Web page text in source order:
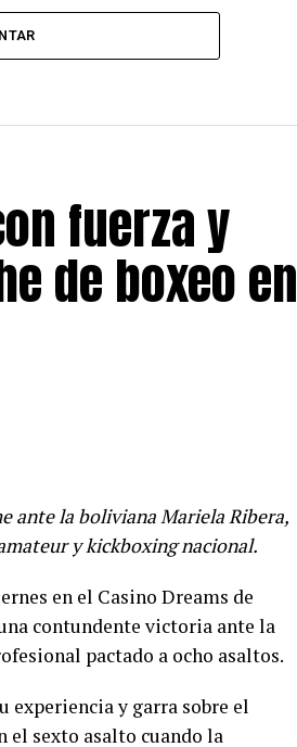
fuerza y
de boxeo en
ante la boliviana Mariela Ribera,
y kickboxing nacional.
en el Casino Dreams de
contundente victoria ante la
pactado a ocho asaltos.
experiencia y garra sobre el
el sexto asalto cuando la